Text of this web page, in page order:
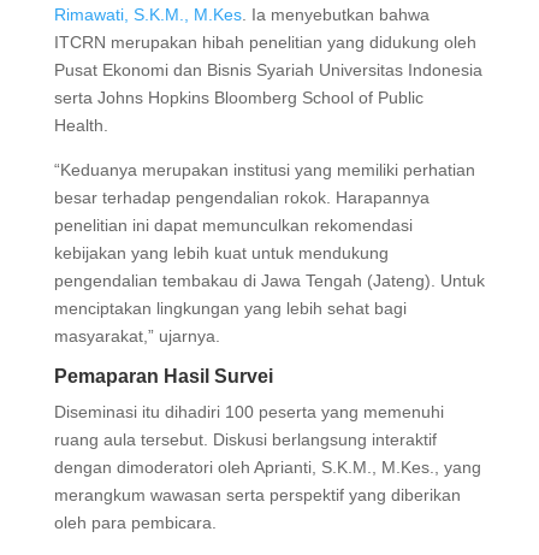
Rimawati, S.K.M., M.Kes. Ia menyebutkan bahwa
ITCRN merupakan hibah penelitian yang didukung oleh
Pusat Ekonomi dan Bisnis Syariah Universitas Indonesia
serta Johns Hopkins Bloomberg School of Public
Health.
“Keduanya merupakan institusi yang memiliki perhatian
besar terhadap pengendalian rokok. Harapannya
penelitian ini dapat memunculkan rekomendasi
kebijakan yang lebih kuat untuk mendukung
pengendalian tembakau di Jawa Tengah (Jateng). Untuk
menciptakan lingkungan yang lebih sehat bagi
masyarakat,” ujarnya.
Pemaparan Hasil Survei
Diseminasi itu dihadiri 100 peserta yang memenuhi
ruang aula tersebut. Diskusi berlangsung interaktif
dengan dimoderatori oleh Aprianti, S.K.M., M.Kes., yang
merangkum wawasan serta perspektif yang diberikan
oleh para pembicara.